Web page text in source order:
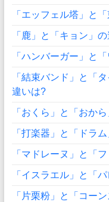
「エッフェル塔」と
「鹿」と「キョン」
「ハンバーガー」と
「結束バンド」と「
違いは?
「おくら」と「おか
「打楽器」と「ドラ
「マドレーヌ」と「
「イスラエル」と「
「片栗粉」と「コー